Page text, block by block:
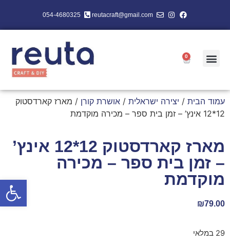
פתח
reutacraft@gmail.com
054-4680325
0
עמוד הבית / יצירה ישראלית / אושרת קורן / מארז קארדסטוק
12*12 אינץ’ – זמן בית ספר – מכירה מוקדמת
מארז קארדסטוק 12*12 אינץ’
– זמן בית ספר – מכירה
מוקדמת
₪79.00
29 במלאי